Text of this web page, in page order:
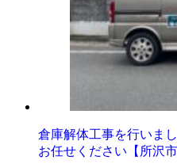
倉庫解体工事を行いま
お任せください【所沢市